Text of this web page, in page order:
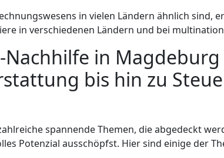
in vielen Ländern ähnlich sind,
in verschiedenen Ländern und bei
in
bis hin zu
spannende Themen, die abgedeckt
Potenzial ausschöpfst. Hier sind einige der